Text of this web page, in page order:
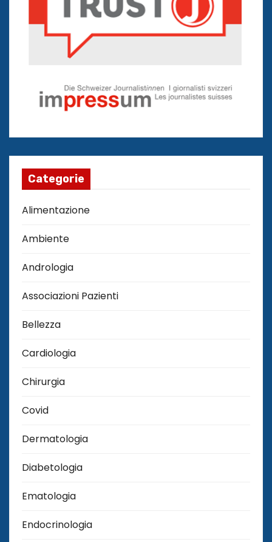
Categorie
Alimentazione
Ambiente
Andrologia
Associazioni Pazienti
Bellezza
Cardiologia
Chirurgia
Covid
Dermatologia
Diabetologia
Ematologia
Endocrinologia